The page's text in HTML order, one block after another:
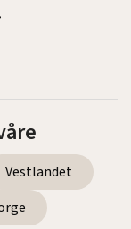
Vestlandet